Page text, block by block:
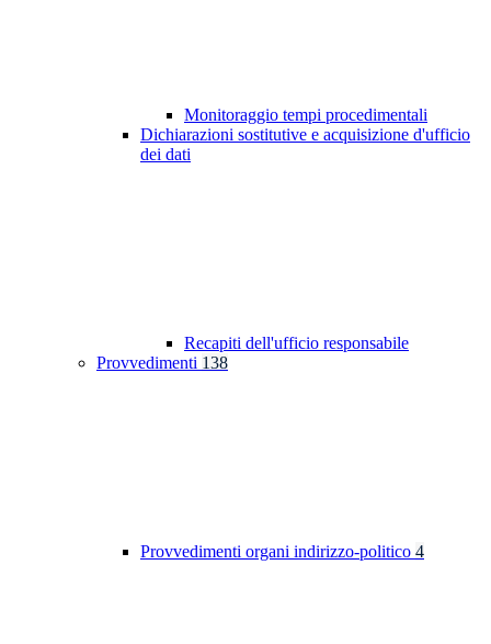
Monitoraggio tempi procedimentali
Dichiarazioni sostitutive e acquisizione d'ufficio
dei dati
Recapiti dell'ufficio responsabile
Provvedimenti 138
Provvedimenti organi indirizzo-politico 4